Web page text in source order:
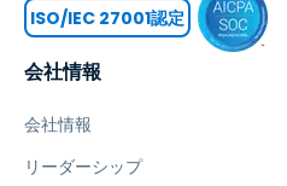
会社情報
会社情報
リーダーシップ
ISO/IEC 27001認定